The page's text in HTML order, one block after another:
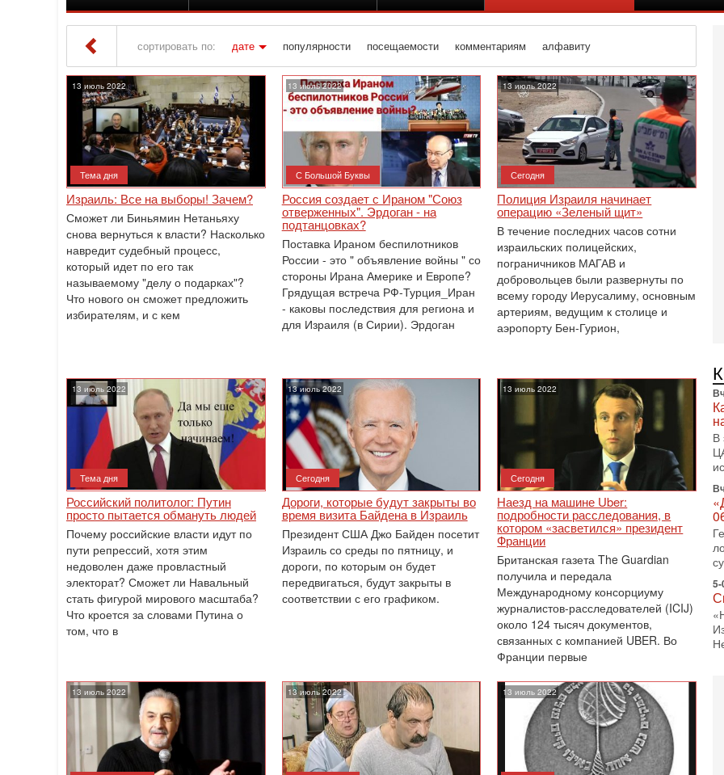
сортировать по: дате популярности посещаемости комментариям алфавиту
Iton TV » Материалы за 13.07.2022
13 июль 2022
Тема дня
Израиль: Все на выборы! Зачем?
Сможет ли Биньямин Нетаньяху
снова вернуться к власти? Насколько
навредит судебный процесс,
который идет по его так
называемому "делу о подарках"?
Что нового он сможет предложить
избирателям, и с кем
13 июль 2022
С Большой Буквы
Россия создает с Ираном "Союз
отверженных". Эрдоган - на
подтанцовках?
Поставка Ираном беспилотников
России - это " объявление войны " со
стороны Ирана Америке и Европе?
Грядущая встреча РФ-Турция_Иран
- каковы последствия для региона и
для Израиля (в Сирии). Эрдоган
13 июль 2022
Сегодня
Полиция Израиля начинает
операцию «Зеленый щит»
В течение последних часов сотни
израильских полицейских,
пограничников МАГАВ и
добровольцев были развернуты по
всему городу Иерусалиму, основным
артериям, ведущим к столице и
аэропорту Бен-Гурион,
13 июль 2022
Тема дня
Российский политолог: Путин
просто пытается обмануть людей
Почему российские власти идут по
пути репрессий, хотя этим
недоволен даже провластный
электорат? Сможет ли Навальный
стать фигурой мирового масштаба?
Что кроется за словами Путина о
том, что в
13 июль 2022
Сегодня
Дороги, которые будут закрыты во
время визита Байдена в Израиль
Президент США Джо Байден посетит
Израиль со среды по пятницу, и
дороги, по которым он будет
передвигаться, будут закрыты в
соответствии с его графиком.
13 июль 2022
Сегодня
Наезд на машине Uber:
подробности расследования, в
котором «засветился» президент
Франции
Британская газета The Guardian
получила и передала
Международному консорциуму
журналистов-расследователей (ICIJ)
около 124 тысяч документов,
связанных с компанией UBER. Во
Франции первые
13 июль 2022 13 июль 2022 13 июль 2022
5-